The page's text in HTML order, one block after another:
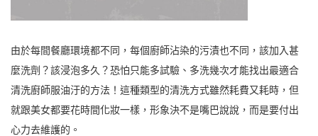
由於每間餐廳環境都不同，每個廚師沾染的污漬也不同，該加入甚
麼洗劑？該浸泡多久？恐怕只能多試驗、多洗幾次才能找出最適合
清洗廚師服油汙的方法！這種類型的清洗方式雖然耗費又耗時，但
就跟美女都要花時間化妝一樣，形象決不是嘴巴說說，而是要付出
心力去維護的。